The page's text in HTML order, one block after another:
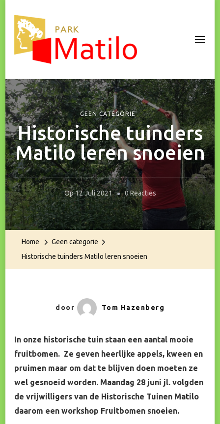
Park Matilo
GEEN CATEGORIE
Historische tuinders
Matilo leren snoeien
Op12 Juli 2021 0 ReactiesOp
Historische
Tuinders
Home
Geen categorie
Historische tuinders Matilo leren snoeien
door Tom Hazenberg
In onze historische tuin staan een aantal mooie
fruitbomen. Ze geven heerlijke appels, kween en
pruimen maar om dat te blijven doen moeten ze
wel gesnoeid worden. Maandag 28 juni jl. volgden
de vrijwilligers van de Historische Tuinen Matilo
daarom een workshop Fruitbomen snoeien.